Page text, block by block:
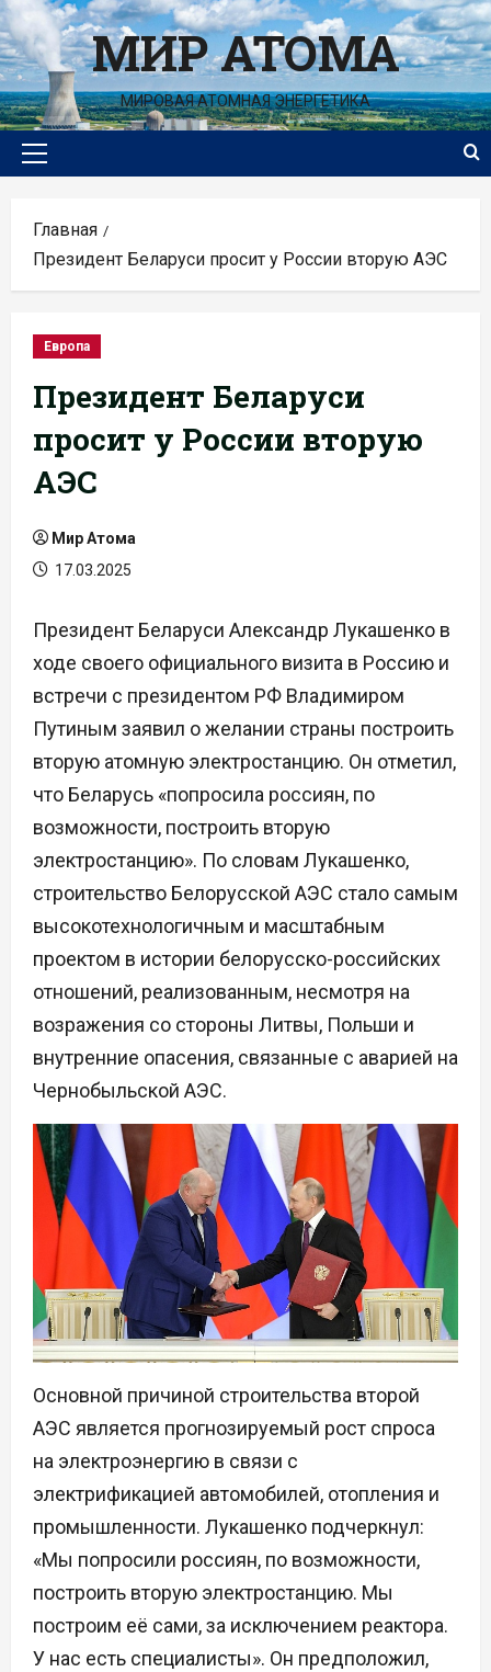
Перейти
к
содержимомуМИР АТОМА
МИРОВАЯ АТОМНАЯ ЭНЕРГЕТИКА
Основное
Главная
Президент Беларуси просит у России вторую АЭС
Европа
Президент Беларуси
просит у России вторую
АЭС
Мир Атома
17.03.2025
Президент Беларуси Александр Лукашенко в
ходе своего официального визита в Россию и
встречи с президентом РФ Владимиром
Путиным заявил о желании страны построить
вторую атомную электростанцию. Он отметил,
что Беларусь «попросила россиян, по
возможности, построить вторую
электростанцию». По словам Лукашенко,
строительство Белорусской АЭС стало самым
высокотехнологичным и масштабным
проектом в истории белорусско-российских
отношений, реализованным, несмотря на
возражения со стороны Литвы, Польши и
внутренние опасения, связанные с аварией на
Чернобыльской АЭС.
Основной причиной строительства второй
АЭС является прогнозируемый рост спроса
на электроэнергию в связи с
электрификацией автомобилей, отопления и
промышленности. Лукашенко подчеркнул:
«Мы попросили россиян, по возможности,
построить вторую электростанцию. Мы
построим её сами, за исключением реактора.
У нас есть специалисты». Он предположил,